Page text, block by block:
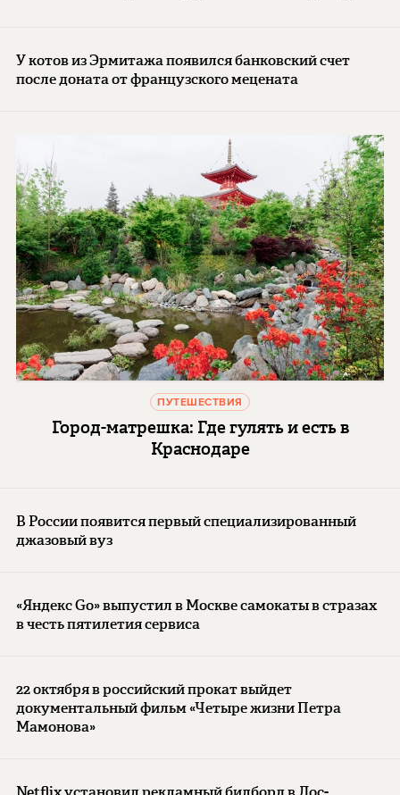
У котов из Эрмитажа появился банковский счет
после доната от французского мецената
ПУТЕШЕСТВИЯ
Город-матрешка: Где гулять и есть в
Краснодаре
В России появится первый специализированный
джазовый вуз
«Яндекс Go» выпустил в Москве самокаты в стразах
в честь пятилетия сервиса
22 октября в российский прокат выйдет
документальный фильм «Четыре жизни Петра
Мамонова»